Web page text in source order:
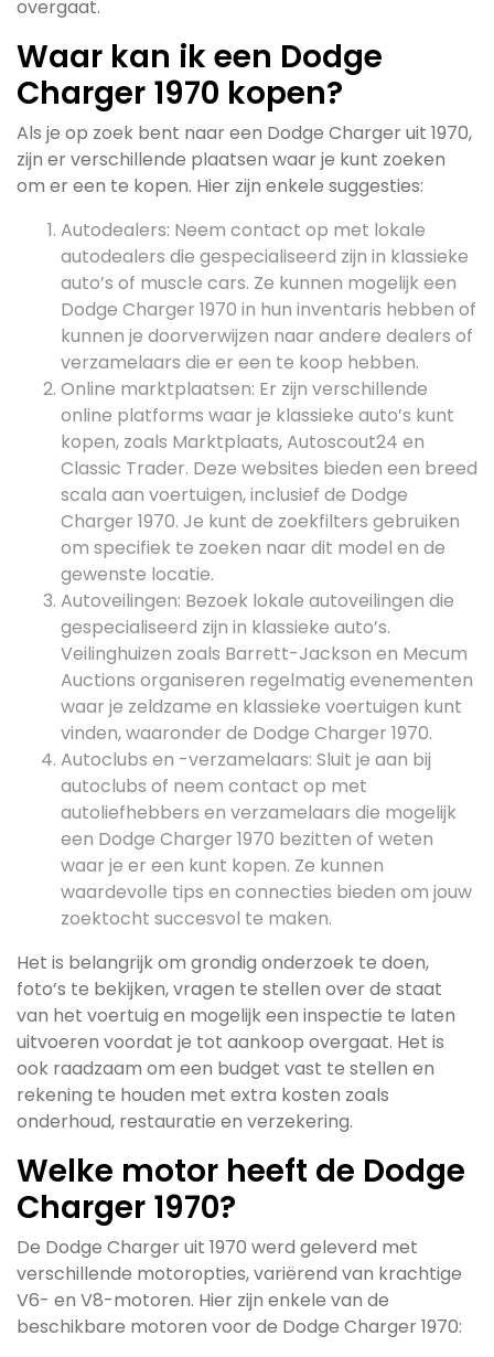
overgaat.
Waar kan ik een Dodge
Charger 1970 kopen?
Als je op zoek bent naar een Dodge Charger uit 1970,
zijn er verschillende plaatsen waar je kunt zoeken
om er een te kopen. Hier zijn enkele suggesties:
Autodealers: Neem contact op met lokale
autodealers die gespecialiseerd zijn in klassieke
auto’s of muscle cars. Ze kunnen mogelijk een
Dodge Charger 1970 in hun inventaris hebben of
kunnen je doorverwijzen naar andere dealers of
verzamelaars die er een te koop hebben.
Online marktplaatsen: Er zijn verschillende
online platforms waar je klassieke auto’s kunt
kopen, zoals Marktplaats, Autoscout24 en
Classic Trader. Deze websites bieden een breed
scala aan voertuigen, inclusief de Dodge
Charger 1970. Je kunt de zoekfilters gebruiken
om specifiek te zoeken naar dit model en de
gewenste locatie.
Autoveilingen: Bezoek lokale autoveilingen die
gespecialiseerd zijn in klassieke auto’s.
Veilinghuizen zoals Barrett-Jackson en Mecum
Auctions organiseren regelmatig evenementen
waar je zeldzame en klassieke voertuigen kunt
vinden, waaronder de Dodge Charger 1970.
Autoclubs en -verzamelaars: Sluit je aan bij
autoclubs of neem contact op met
autoliefhebbers en verzamelaars die mogelijk
een Dodge Charger 1970 bezitten of weten
waar je er een kunt kopen. Ze kunnen
waardevolle tips en connecties bieden om jouw
zoektocht succesvol te maken.
Het is belangrijk om grondig onderzoek te doen,
foto’s te bekijken, vragen te stellen over de staat
van het voertuig en mogelijk een inspectie te laten
uitvoeren voordat je tot aankoop overgaat. Het is
ook raadzaam om een budget vast te stellen en
rekening te houden met extra kosten zoals
onderhoud, restauratie en verzekering.
Welke motor heeft de Dodge
Charger 1970?
De Dodge Charger uit 1970 werd geleverd met
verschillende motoropties, variërend van krachtige
V6- en V8-motoren. Hier zijn enkele van de
beschikbare motoren voor de Dodge Charger 1970: